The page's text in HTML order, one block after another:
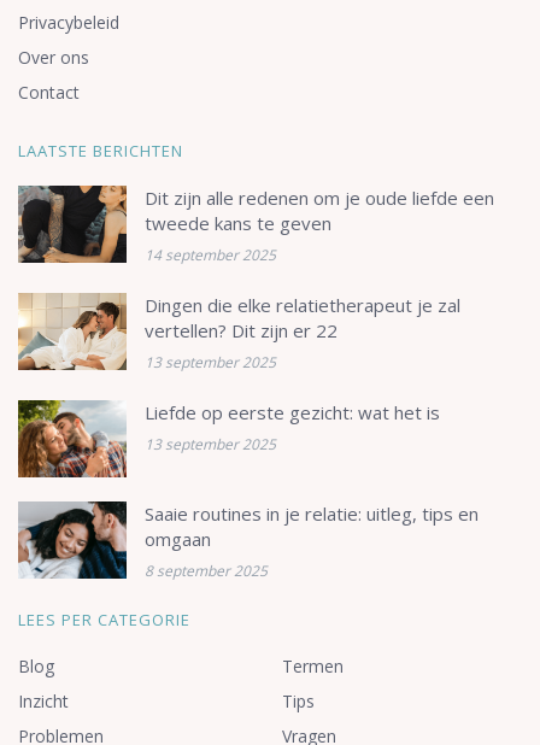
Privacybeleid
Over ons
Contact
LAATSTE BERICHTEN
Dit zijn alle redenen om je oude liefde een
tweede kans te geven
14 september 2025
Dingen die elke relatietherapeut je zal
vertellen? Dit zijn er 22
13 september 2025
Liefde op eerste gezicht: wat het is
13 september 2025
Saaie routines in je relatie: uitleg, tips en
omgaan
8 september 2025
LEES PER CATEGORIE
Blog
Inzicht
Problemen
Termen
Tips
Vragen